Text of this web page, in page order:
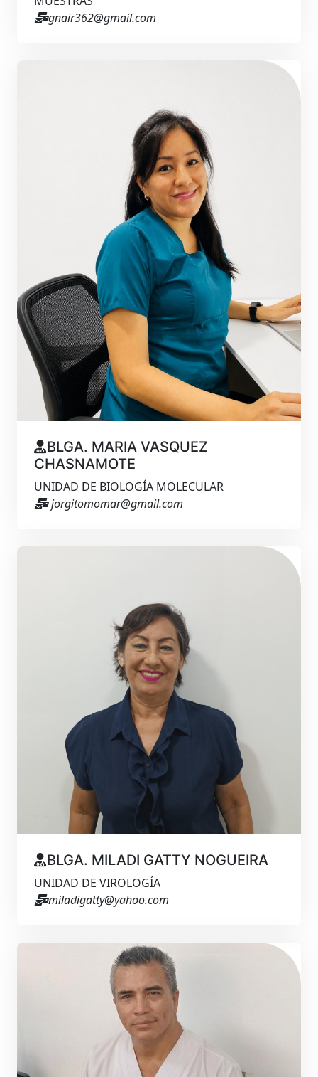
gnair362@gmail.com
BLGA. MARIA VASQUEZ
CHASNAMOTE
UNIDAD DE BIOLOGÍA MOLECULAR
jorgitomomar@gmail.com
BLGA. MILADI GATTY NOGUEIRA
UNIDAD DE VIROLOGÍA
miladigatty@yahoo.com